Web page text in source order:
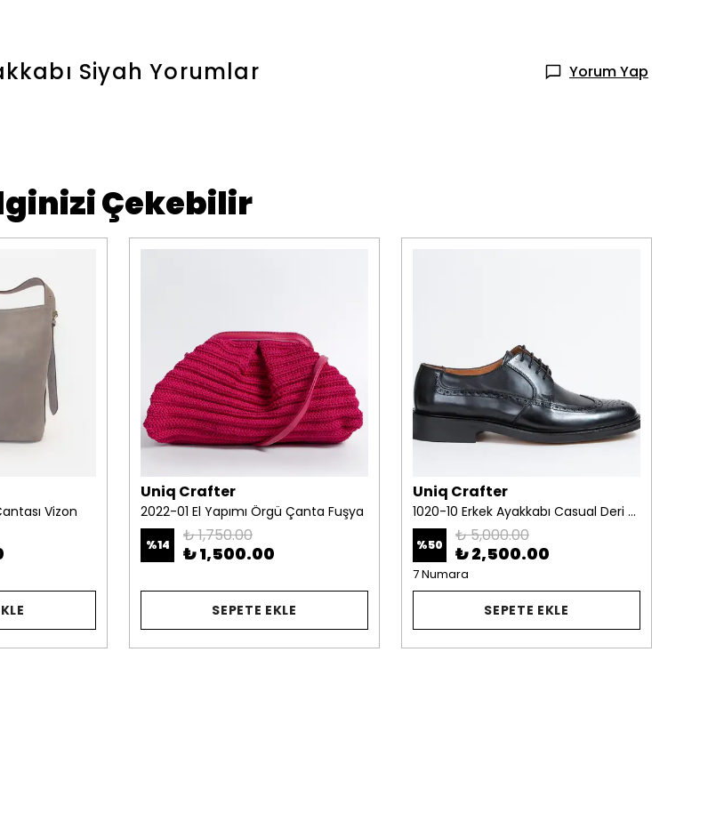
Siyah Yorumlar
Yorum Yap
Çekebilir
Vizon
Uniq Crafter
2022-01 El Yapımı Örgü Çanta Fuşya
%14 ₺ 1,750.00
₺ 1,500.00
SEPETE EKLE
Uniq Crafter
1020-10 Erkek Ayakkabı Casual Deri Siyah
%50 ₺ 5,000.00
₺ 2,500.00
7 Numara
SEPETE EKLE